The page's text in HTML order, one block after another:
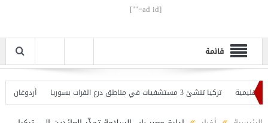
[ad id=""]
قائمة
تركيا تنشئ 3 مستشفيات في مناطق درع الفرات بسوريا
أردوغان يفتتح